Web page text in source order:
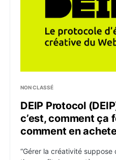
NON CLASSÉ
DEIP Protocol
c’est, comment ça
comment en
“Gérer la créativité